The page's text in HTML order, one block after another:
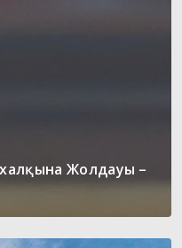
халқына Жолдауы –